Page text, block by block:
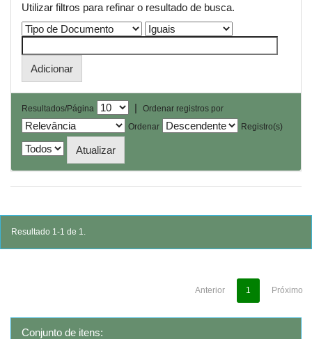
Utilizar filtros para refinar o resultado de busca.
Resultados/Página |
Ordenar registros por
Ordenar
Registro(s)
Resultado 1-1 de 1.
Anterior 1 Próximo
Conjunto de itens: